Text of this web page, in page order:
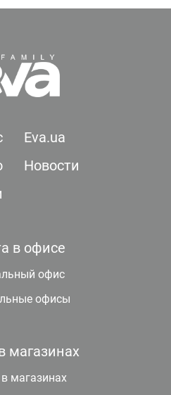
Eva.ua
Новости
в офисе
офис
офисы
магазинах
магазинах